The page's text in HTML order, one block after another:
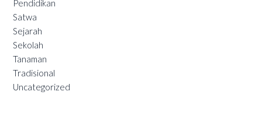
Pendidikan
Satwa
Sejarah
Sekolah
Tanaman
Tradisional
Uncategorized